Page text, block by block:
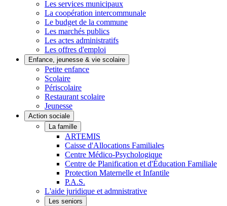
Les services municipaux
La coopération intercommunale
Le budget de la commune
Les marchés publics
Les actes administratifs
Les offres d'emploi
Enfance, jeunesse & vie scolaire
Petite enfance
Scolaire
Périscolaire
Restaurant scolaire
Jeunesse
Action sociale
La famille
ARTEMIS
Caisse d'Allocations Familiales
Centre Médico-Psychologique
Centre de Planification et d'Éducation Familiale
Protection Maternelle et Infantile
P.A.S.
L'aide juridique et admnistrative
Les seniors